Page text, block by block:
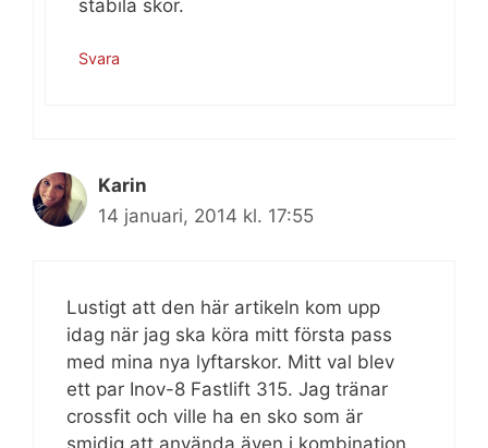
stabila skor.
Svara
Karin
14 januari, 2014 kl. 17:55
Lustigt att den här artikeln kom upp
idag när jag ska köra mitt första pass
med mina nya lyftarskor. Mitt val blev
ett par Inov-8 Fastlift 315. Jag tränar
crossfit och ville ha en sko som är
smidig att använda även i kombination